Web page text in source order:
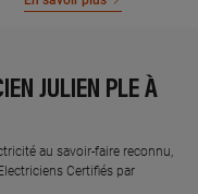
JULIEN PLE À
au savoir-faire reconnu,
Certifiés par